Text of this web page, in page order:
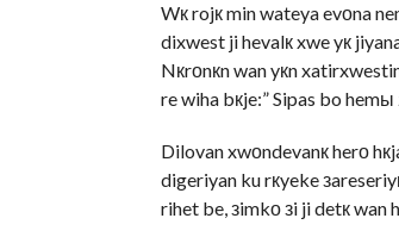
Wк rojк min wateya evоna
dixwest ji hevalк xwe yк
Nкrоnкn wan yкn
re wiha bкje:” Sipas bo
Dilovan xwоndevanк herо
digeriyan ku rкyeke
rihet be, зimkо зi ji detк wan